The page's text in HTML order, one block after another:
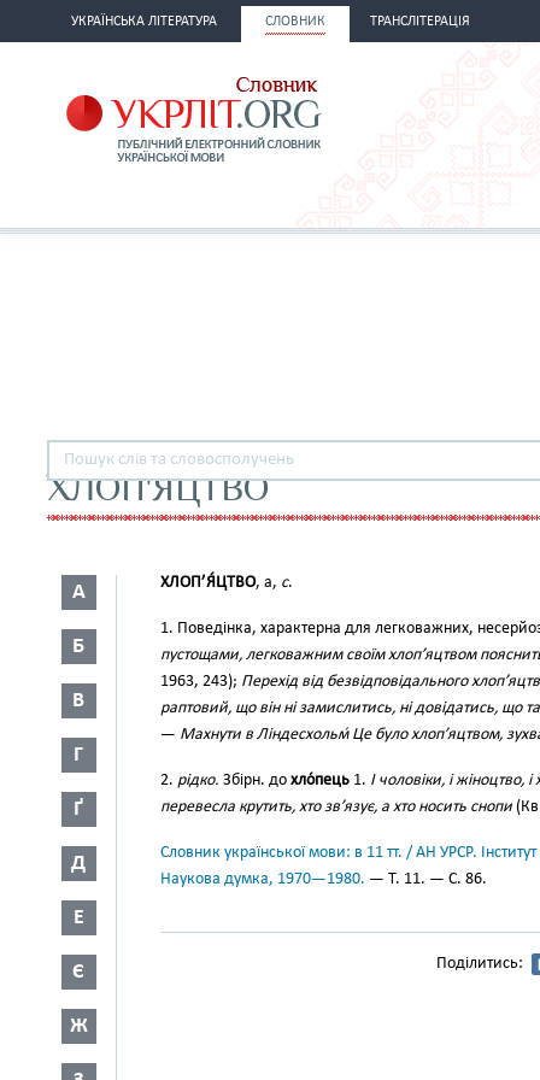
УКРАЇНСЬКА ЛІТЕРАТУРА СЛОВНИК ТРАНСЛІТЕРАЦІЯ
ХЛОП'ЯЦТВО
А
Б
В
Г
Ґ
Д
Е
Є
Ж
ХЛОП’Я́ЦТВО, а, с.
1. Поведінка, характерна для легковажних,
пустощами, легковажним своїм хлоп’яцтвом
1963, 243); Перехід від безвідповідального
раптовий, що він ні замислитись, ні довідатись, що
— Махнути в Ліндесхольм́ Це було хлоп’яцтвом,
2. рідко. Збірн. до хло́пець 1. І чоловіки, і жіноцтво,
перевесла крутить, хто зв’язує, а хто носить снопи
Словник української мови: в 11 тт. / АН УРСР.
Наукова думка, 1970—1980. — Т. 11. — С. 86.
Поділитись: